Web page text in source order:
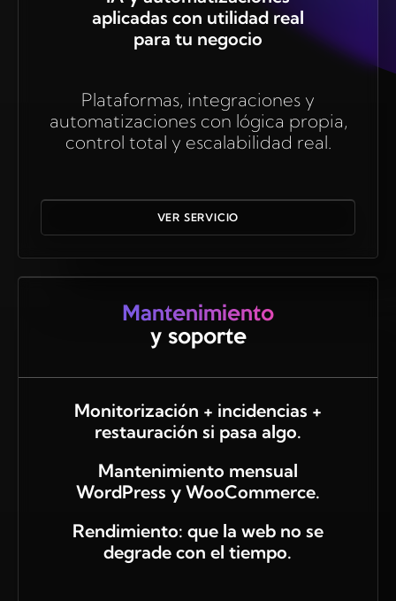
aplicadas con utilidad real
para tu negocio
Plataformas, integraciones y
automatizaciones con lógica propia,
control total y escalabilidad real.
VER SERVICIO
Mantenimiento
y soporte
Monitorización + incidencias +
restauración si pasa algo.
Mantenimiento mensual
WordPress y WooCommerce.
Rendimiento: que la web no se
degrade con el tiempo.